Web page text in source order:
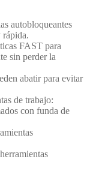
autobloqueantes
FAST para
sin perder la
abatir para evitar
de trabajo:
con funda de